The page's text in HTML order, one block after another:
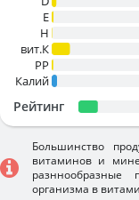
E
H
вит.К
PP
Калий
Рейтинг
Большинство
витаминов и
разннообразные
организма в